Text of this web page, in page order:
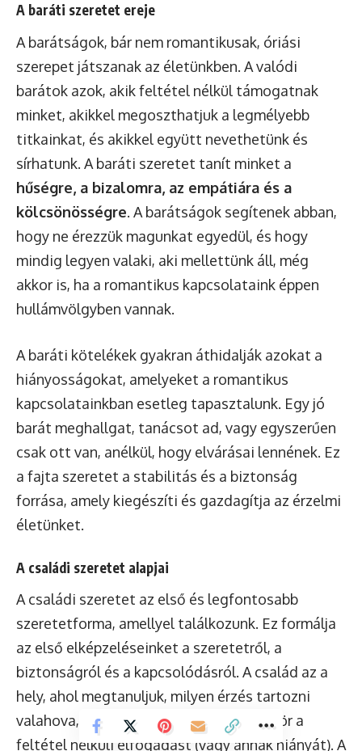
A baráti szeretet ereje
A barátságok, bár nem romantikusak, óriási
szerepet játszanak az életünkben. A valódi
barátok azok, akik feltétel nélkül támogatnak
minket, akikkel megoszthatjuk a legmélyebb
titkainkat, és akikkel együtt nevethetünk és
sírhatunk. A baráti szeretet tanít minket a
hűségre, a bizalomra, az empátiára és a
kölcsönösségre. A barátságok segítenek abban,
hogy ne érezzük magunkat egyedül, és hogy
mindig legyen valaki, aki mellettünk áll, még
akkor is, ha a romantikus kapcsolataink éppen
hullámvölgyben vannak.
A baráti kötelékek gyakran áthidalják azokat a
hiányosságokat, amelyeket a romantikus
kapcsolatainkban esetleg tapasztalunk. Egy jó
barát meghallgat, tanácsot ad, vagy egyszerűen
csak ott van, anélkül, hogy elvárásai lennének. Ez
a fajta szeretet a stabilitás és a biztonság
forrása, amely kiegészíti és gazdagítja az érzelmi
életünket.
A családi szeretet alapjai
A családi szeretet az első és legfontosabb
szeretetforma, amellyel találkozunk. Ez formálja
az első elképzeléseinket a szeretetről, a
biztonságról és a kapcsolódásról. A család az a
hely, ahol megtanuljuk, milyen érzés tartozni
valahova, és hol tapasztaljuk meg először a
feltétel nélküli elfogadást (vagy annak hiányát). A